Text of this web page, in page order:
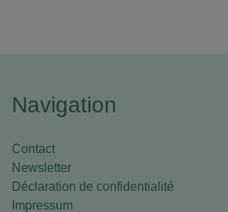
Navigation
Contact
Newsletter
Déclaration de confidentialité
Impressum